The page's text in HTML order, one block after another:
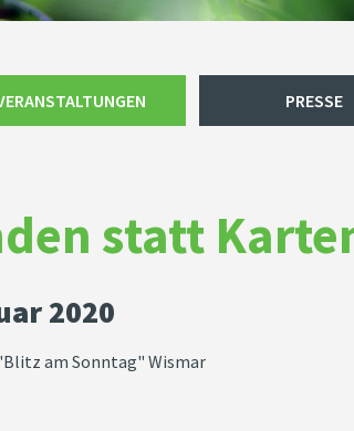
PRESSE
statt
2020
am Sonntag" Wismar